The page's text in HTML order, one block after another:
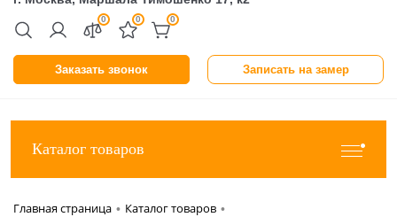
Заказать звонок Записать на замер
0 0 0
Каталог товаров
Главная страница • Каталог товаров •